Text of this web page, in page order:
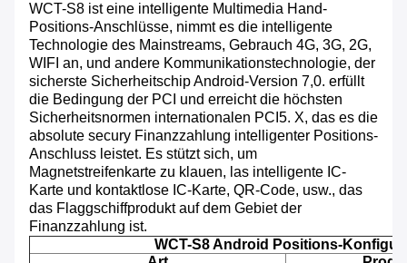
WCT-S8 ist eine intelligente Multimedia Hand-
Positions-Anschlüsse, nimmt es die intelligente
Technologie des Mainstreams, Gebrauch 4G, 3G, 2G,
WIFI an, und andere Kommunikationstechnologie, der
sicherste Sicherheitschip Android-Version 7,0. erfüllt
die Bedingung der PCI und erreicht die höchsten
Sicherheitsnormen internationalen PCI5. X, das es die
absolute secury Finanzzahlung intelligenter Positions-
Anschluss leistet. Es stützt sich, um
Magnetstreifenkarte zu klauen, las intelligente IC-
Karte und kontaktlose IC-Karte, QR-Code, usw., das
das Flaggschiffprodukt auf dem Gebiet der
Finanzzahlung ist.
WCT-S8 Android Positions-